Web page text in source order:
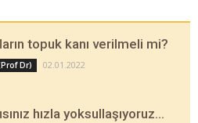
topuk kanı verilmeli mi?
Dr) 02.01.2022
hızla yoksullaşıyoruz…